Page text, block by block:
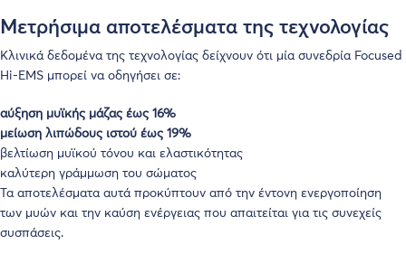
Μετρήσιμα αποτελέσματα της τεχνολογίας
Κλινικά δεδομένα της τεχνολογίας δείχνουν ότι μία συνεδρία Focused
Hi-EMS μπορεί να οδηγήσει σε:
αύξηση μυϊκής μάζας έως 16%
μείωση λιπώδους ιστού έως 19%
βελτίωση μυϊκού τόνου και ελαστικότητας
καλύτερη γράμμωση του σώματος
Τα αποτελέσματα αυτά προκύπτουν από την έντονη ενεργοποίηση
των μυών και την καύση ενέργειας που απαιτείται για τις συνεχείς
συσπάσεις.